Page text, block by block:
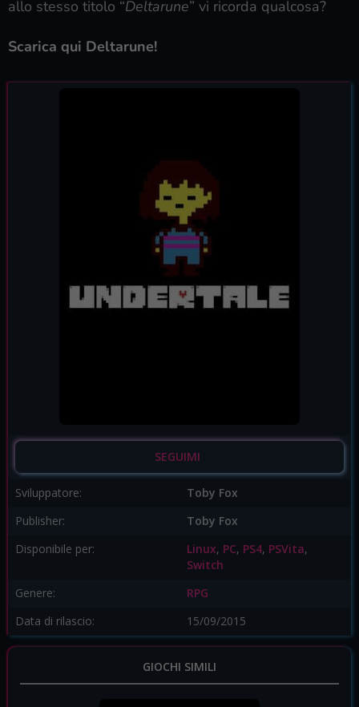
allo stesso titolo “Deltarune” vi ricorda qualcosa?
Scarica qui Deltarune!
SEGUIMI
Sviluppatore:
Toby Fox
Publisher:
Toby Fox
Disponibile per:
Linux, PC, PS4, PSVita,
Switch
Genere:
RPG
Data di rilascio:
15/09/2015
GIOCHI SIMILI